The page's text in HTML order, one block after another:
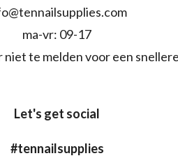
ma-vr: 09-17
te melden voor een
Let's get social
#tennailsupplies